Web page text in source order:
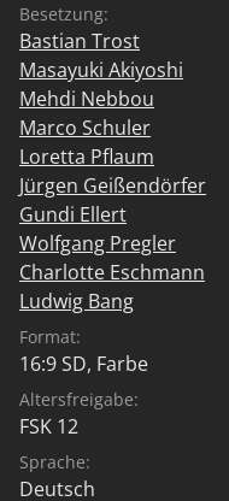
Besetzung:
Bastian Trost
Masayuki Akiyoshi
Mehdi Nebbou
Marco Schuler
Loretta Pflaum
Jürgen Geißendörfer
Gundi Ellert
Wolfgang Pregler
Charlotte Eschmann
Ludwig Bang
Format:
16:9 SD, Farbe
Altersfreigabe:
FSK 12
Sprache:
Deutsch